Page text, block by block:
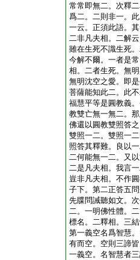
常常即無二。次釋
爲二。二則非一。
一云。正須此語。
二非凡夫相。二解
雖在生死不識生死
今解不爾。一者是
相。二者生死。無
無明沈空之愛。即
菩薩能知此二。此
福慧平等是圓教義
教雙亡無一無二。
佛還以圓教雙照答
雙照一二。雙照一
照答其釋難。良以
二何能無一二。又
二是凡夫相。我言
豈非凡夫相。不作
子下。第二正答五
先牒問誡聽如文。
二。一明佛性體。
標名。二釋相。三
第一義空名爲智慧
有而空。空則三諦
一義空。名智慧者